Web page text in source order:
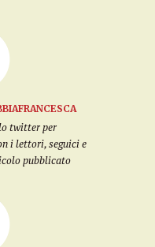
twitter per
i lettori, seguici e
pubblicato